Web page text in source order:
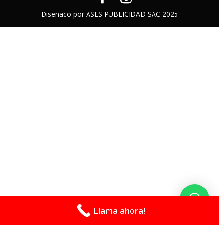
Diseñado por ASES PUBLICIDAD SAC 2025
Llama ahora!